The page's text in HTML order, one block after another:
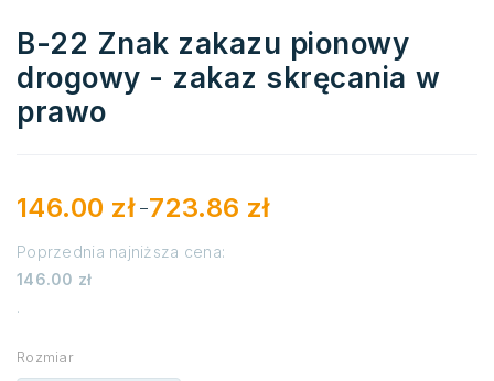
B-22 Znak zakazu pionowy
drogowy - zakaz skręcania w
prawo
146.00 zł –723.86 zł
Zakres
od
do
Poprzednia najniższa cena:
146.00 zł
.
Rozmiar